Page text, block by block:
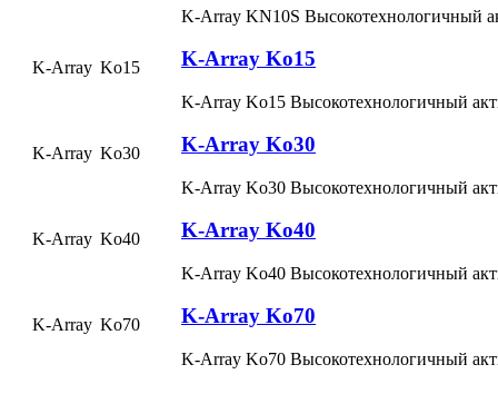
K-Array KN10S Высокотехнологичный
K-Array Ko15 K-Array Ko15
K-Array Ko15 Высокотехнологичный
K-Array Ko30 K-Array Ko30
K-Array Ko30 Высокотехнологичный
K-Array Ko40 K-Array Ko40
K-Array Ko40 Высокотехнологичный
K-Array Ko70 K-Array Ko70
K-Array Ko70 Высокотехнологичный